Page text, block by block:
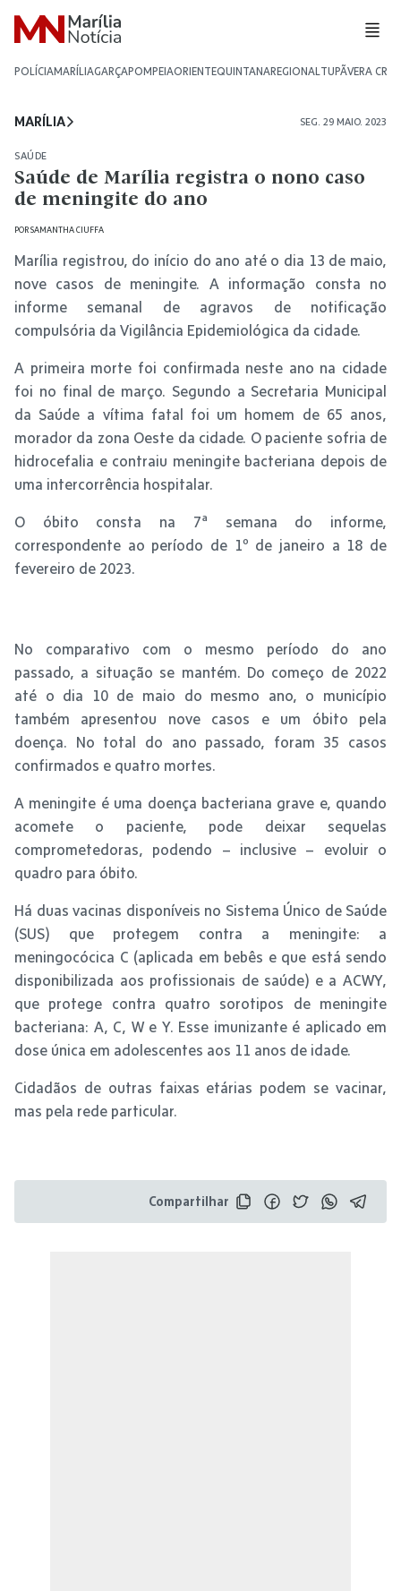
POLÍCIAMARÍLIAGARÇAPOMPEIAORIENTEQUINTANAREGIONALTUPÃVERA CRUZ
MARÍLIA SEG. 29 MAIO. 2023
SAÚDE
Saúde de Marília registra o nono caso
de meningite do ano
PORSAMANTHA CIUFFA
Marília registrou, do início do ano até o dia 13 de maio,
nove casos de meningite. A informação consta no
informe semanal de agravos de notificação
compulsória da Vigilância Epidemiológica da cidade.
A primeira morte foi confirmada neste ano na cidade
foi no final de março. Segundo a Secretaria Municipal
da Saúde a vítima fatal foi um homem de 65 anos,
morador da zona Oeste da cidade. O paciente sofria de
hidrocefalia e contraiu meningite bacteriana depois de
uma intercorrência hospitalar.
O óbito consta na 7ª semana do informe,
correspondente ao período de 1º de janeiro a 18 de
fevereiro de 2023.
No comparativo com o mesmo período do ano
passado, a situação se mantém. Do começo de 2022
até o dia 10 de maio do mesmo ano, o município
também apresentou nove casos e um óbito pela
doença. No total do ano passado, foram 35 casos
confirmados e quatro mortes.
A meningite é uma doença bacteriana grave e, quando
acomete o paciente, pode deixar sequelas
comprometedoras, podendo – inclusive – evoluir o
quadro para óbito.
Há duas vacinas disponíveis no Sistema Único de Saúde
(SUS) que protegem contra a meningite: a
meningocócica C (aplicada em bebês e que está sendo
disponibilizada aos profissionais de saúde) e a ACWY,
que protege contra quatro sorotipos de meningite
bacteriana: A, C, W e Y. Esse imunizante é aplicado em
dose única em adolescentes aos 11 anos de idade.
Cidadãos de outras faixas etárias podem se vacinar,
mas pela rede particular.
Compartilhar